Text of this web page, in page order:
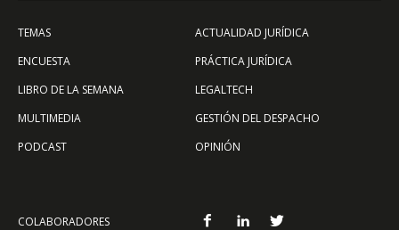
TEMAS
ENCUESTA
LIBRO DE LA SEMANA
MULTIMEDIA
PODCAST
ACTUALIDAD JURÍDICA
PRÁCTICA JURÍDICA
LEGALTECH
GESTIÓN DEL DESPACHO
OPINIÓN
COLABORADORES